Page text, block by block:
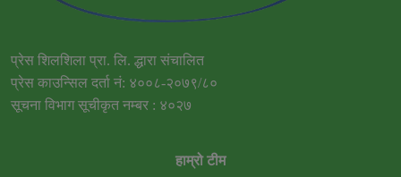
प्रेस शिलशिला प्रा. लि. द्धारा संचालित
प्रेस काउन्सिल दर्ता नं: ४००८-२०७९/८०
सूचना विभाग सूचीकृत नम्बर : ४०२७
हाम्रो टीम